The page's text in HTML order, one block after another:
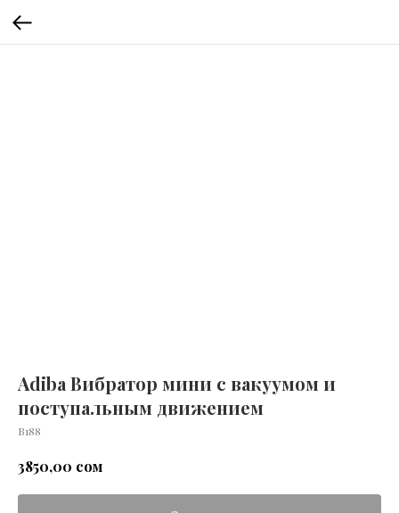
Adiba Вибратор мини с вакуумом и
поступальным движением
В188
3850,00 сом